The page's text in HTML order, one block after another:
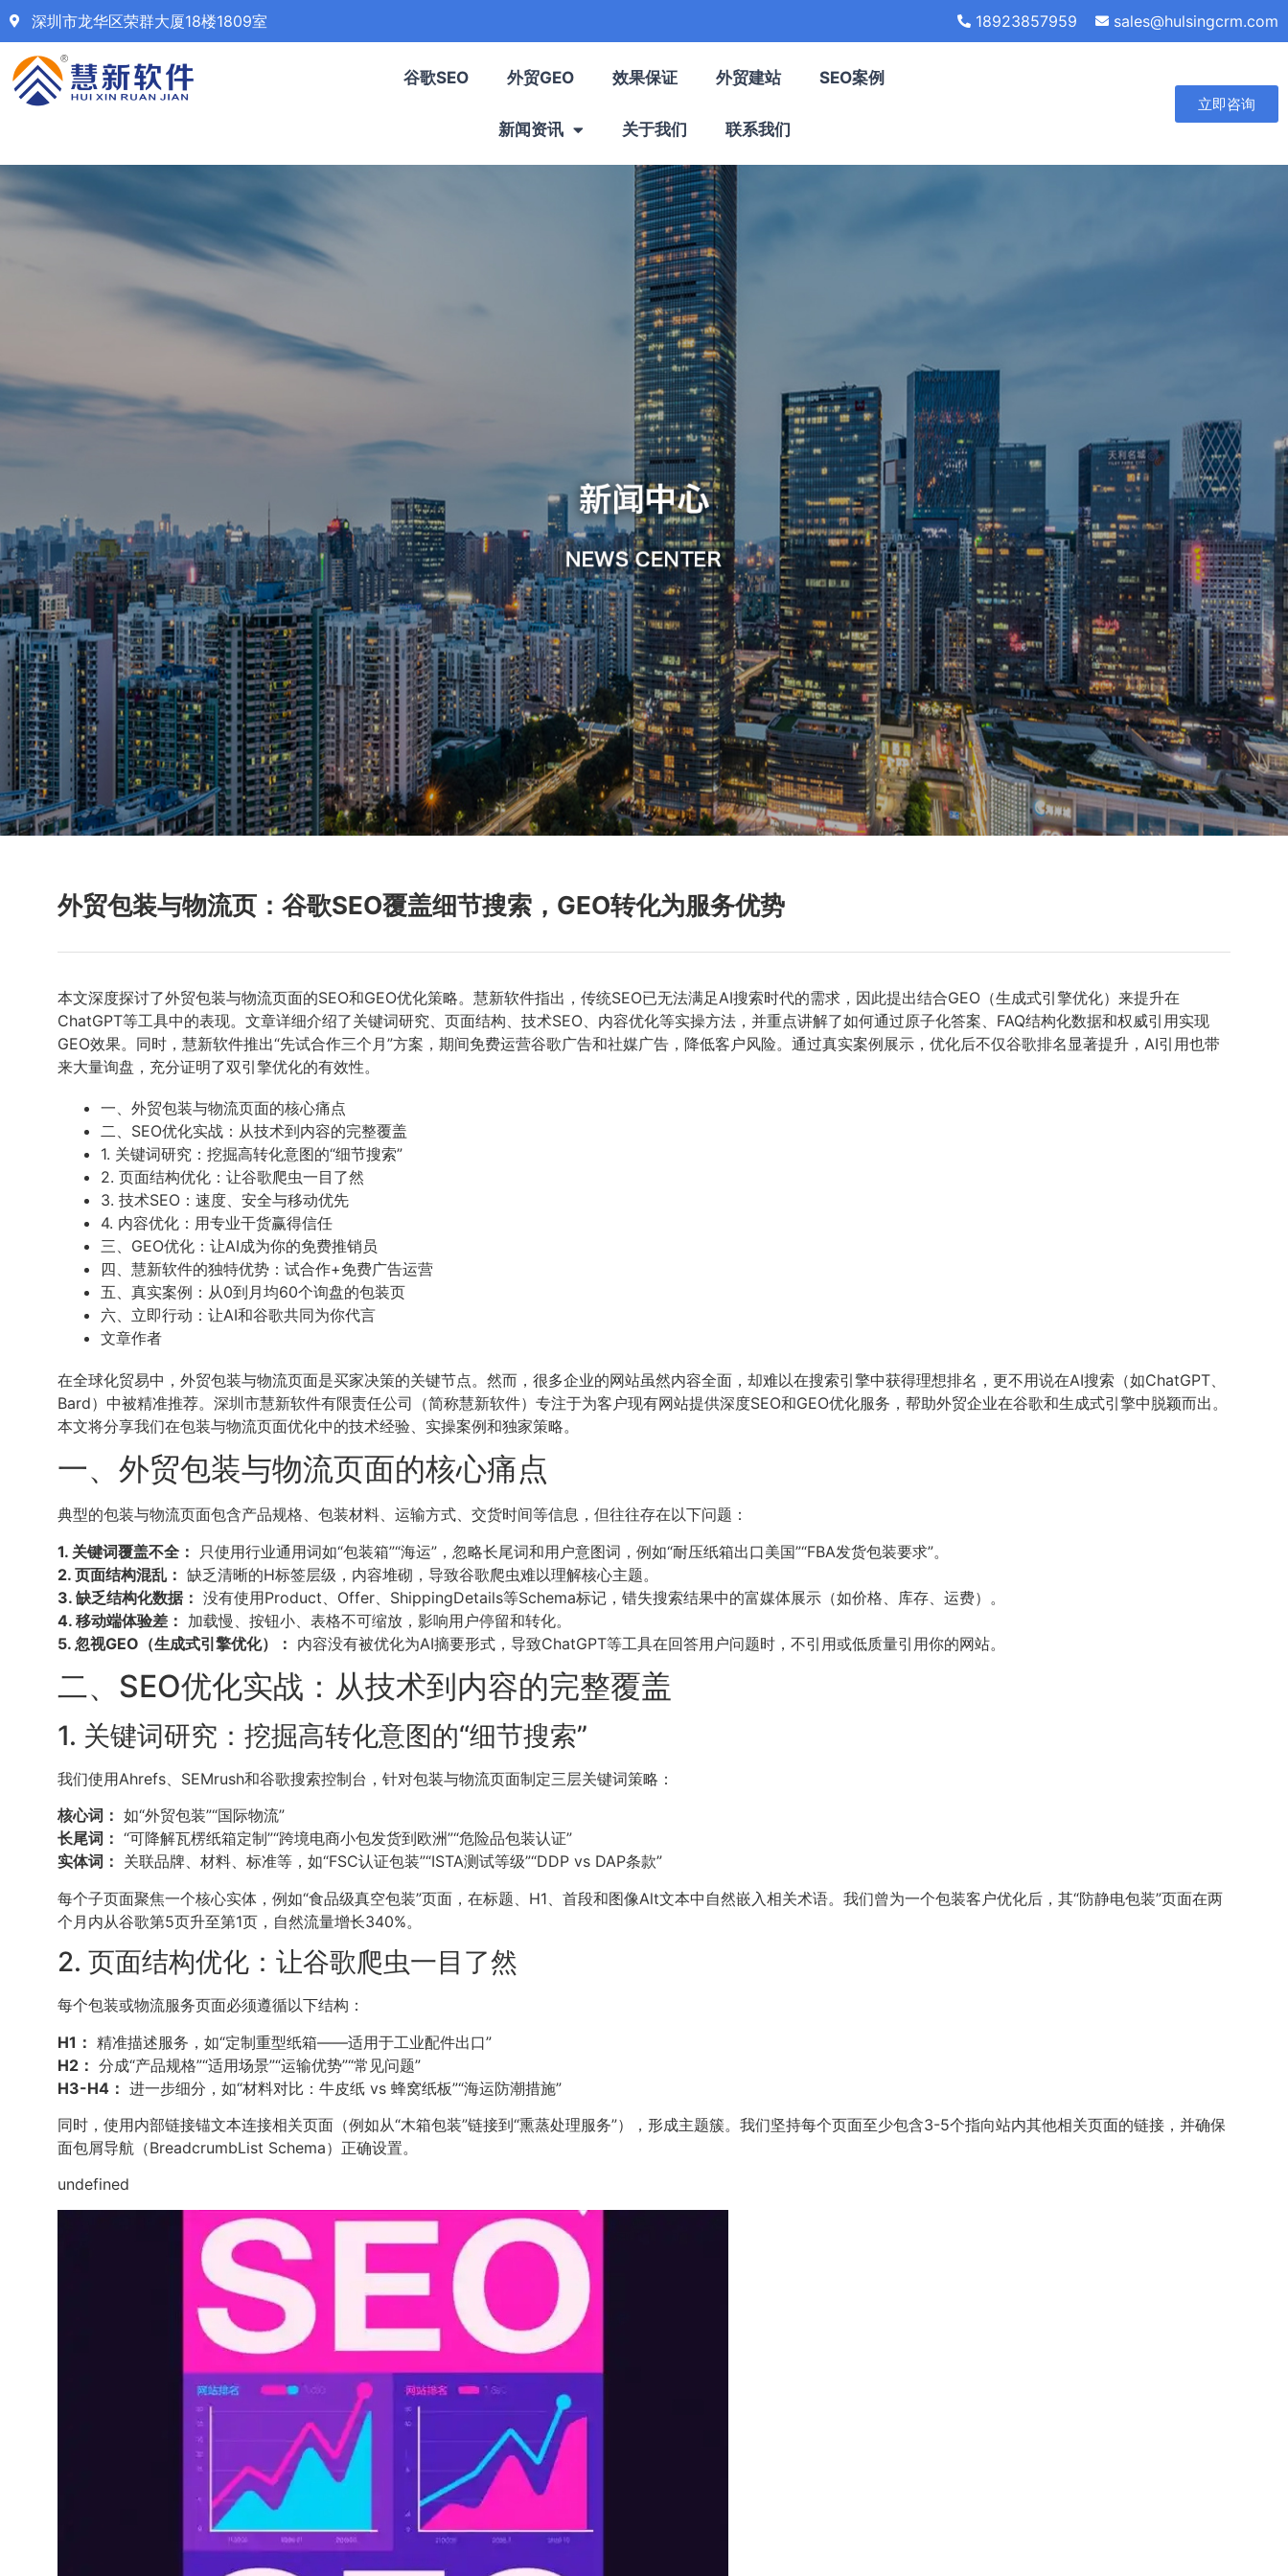
深圳市龙华区荣群大厦18楼1809室 18923857959 sales@hulsingcrm.com
谷歌SEO 外贸GEO 效果保证 外贸建站 SEO案例
新闻资讯 关于我们 联系我们
立即咨询
外贸包装与物流页：谷歌SEO覆盖细节搜索，GEO转化为服务优势
本文深度探讨了外贸包装与物流页面的SEO和GEO优化策略。慧新软件指出，传统SEO已无法满足AI搜索时代的需求，因此提出结合GEO（生成式引擎优化）来提升在
ChatGPT等工具中的表现。文章详细介绍了关键词研究、页面结构、技术SEO、内容优化等实操方法，并重点讲解了如何通过原子化答案、FAQ结构化数据和权威引用实现
GEO效果。同时，慧新软件推出“先试合作三个月”方案，期间免费运营谷歌广告和社媒广告，降低客户风险。通过真实案例展示，优化后不仅谷歌排名显著提升，AI引用也带
来大量询盘，充分证明了双引擎优化的有效性。
一、外贸包装与物流页面的核心痛点
二、SEO优化实战：从技术到内容的完整覆盖
1. 关键词研究：挖掘高转化意图的“细节搜索”
2. 页面结构优化：让谷歌爬虫一目了然
3. 技术SEO：速度、安全与移动优先
4. 内容优化：用专业干货赢得信任
三、GEO优化：让AI成为你的免费推销员
四、慧新软件的独特优势：试合作+免费广告运营
五、真实案例：从0到月均60个询盘的包装页
六、立即行动：让AI和谷歌共同为你代言
文章作者
在全球化贸易中，外贸包装与物流页面是买家决策的关键节点。然而，很多企业的网站虽然内容全面，却难以在搜索引擎中获得理想排名，更不用说在AI搜索（如ChatGPT、
Bard）中被精准推荐。深圳市慧新软件有限责任公司（简称慧新软件）专注于为客户现有网站提供深度SEO和GEO优化服务，帮助外贸企业在谷歌和生成式引擎中脱颖而出。
本文将分享我们在包装与物流页面优化中的技术经验、实操案例和独家策略。
一、外贸包装与物流页面的核心痛点
典型的包装与物流页面包含产品规格、包装材料、运输方式、交货时间等信息，但往往存在以下问题：
1. 关键词覆盖不全：
只使用行业通用词如“包装箱”“海运”，忽略长尾词和用户意图词，例如“耐压纸箱出口美国”“FBA发货包装要求”。
2. 页面结构混乱： 缺乏清晰的H标签层级，内容堆砌，导致谷歌爬虫难以理解核心主题。
3. 缺乏结构化数据： 没有使用Product、Offer、ShippingDetails等Schema标记，错失搜索结果中的富媒体展示（如价格、库存、运费）。
4. 移动端体验差： 加载慢、按钮小、表格不可缩放，影响用户停留和转化。
5. 忽视GEO（生成式引擎优化）： 内容没有被优化为AI摘要形式，导致ChatGPT等工具在回答用户问题时，不引用或低质量引用你的网站。
二、SEO优化实战：从技术到内容的完整覆盖
1. 关键词研究：挖掘高转化意图的“细节搜索”
我们使用Ahrefs、SEMrush和谷歌搜索控制台，针对包装与物流页面制定三层关键词策略：
核心词： 如“外贸包装”“国际物流”
长尾词： “可降解瓦楞纸箱定制”“跨境电商小包发货到欧洲”“危险品包装认证”
实体词： 关联品牌、材料、标准等，如“FSC认证包装”“ISTA测试等级”“DDP vs DAP条款”
每个子页面聚焦一个核心实体，例如“食品级真空包装”页面，在标题、H1、首段和图像Alt文本中自然嵌入相关术语。我们曾为一个包装客户优化后，其“防静电包装”页面在两
个月内从谷歌第5页升至第1页，自然流量增长340%。
2. 页面结构优化：让谷歌爬虫一目了然
每个包装或物流服务页面必须遵循以下结构：
H1： 精准描述服务，如“定制重型纸箱——适用于工业配件出口”
H2： 分成“产品规格”“适用场景”“运输优势”“常见问题”
H3-H4： 进一步细分，如“材料对比：牛皮纸 vs 蜂窝纸板”“海运防潮措施”
同时，使用内部链接锚文本连接相关页面（例如从“木箱包装”链接到“熏蒸处理服务”），形成主题簇。我们坚持每个页面至少包含3-5个指向站内其他相关页面的链接，并确保
面包屑导航（BreadcrumbList Schema）正确设置。
undefined